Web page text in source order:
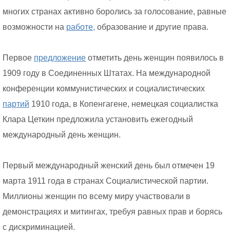
многих странах активно боролись за голосование, равные
возможности на работе, образование и другие права.
Первое предложение отметить день женщин появилось в
1909 году в Соединенных Штатах. На международной
конференции коммунистических и социалистических
партий 1910 года, в Копенгагене, немецкая социалистка
Клара Цеткин предложила установить ежегодный
международный день женщин.
Первый международный женский день был отмечен 19
марта 1911 года в странах Социалистической партии.
Миллионы женщин по всему миру участвовали в
демонстрациях и митингах, требуя равных прав и борясь
с дискриминацией.